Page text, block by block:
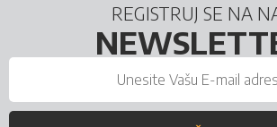
REGISTRUJ SE NA